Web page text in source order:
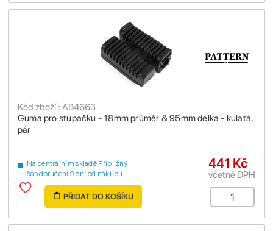
Guma pro stupačku - 18mm průměr & 95mm délka - kulatá,
pár
Kód zboží : AB4663
Na centrálním skladě Přibližný
čas doručení 9 dní od nákupu
441 Kč
včetně DPH
PŘIDAT DO KOŠÍKU